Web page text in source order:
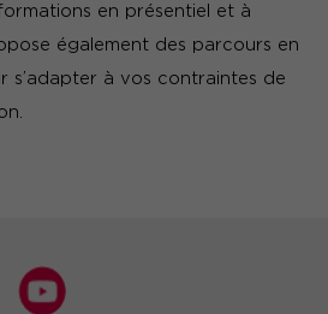
en présentiel et à
également des parcours en
s’adapter à vos contraintes de